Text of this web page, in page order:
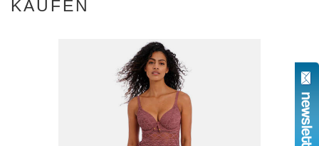
KAUFEN